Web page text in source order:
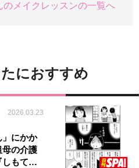
のメイクレッスンの一覧へ
におすすめ
2026.03.23
」にかか
母の介護
しもて…